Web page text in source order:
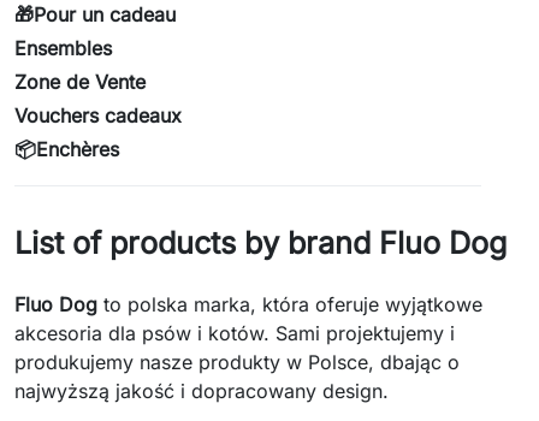
🎁Pour un cadeau
Ensembles
Zone de Vente
Vouchers cadeaux
📦Enchères
List of products by brand Fluo Dog
Fluo Dog to polska marka, która oferuje wyjątkowe
akcesoria dla psów i kotów. Sami projektujemy i
produkujemy nasze produkty w Polsce, dbając o
najwyższą jakość i dopracowany design.